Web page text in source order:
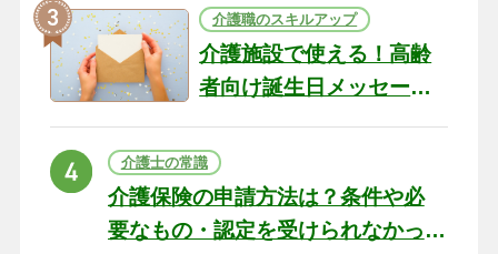
介護職のスキルアップ
介護施設で使える！高齢
者向け誕生日メッセージ
の例文と書き方のポイン
ト
介護士の常識
介護保険の申請方法は？条件や必
要なもの・認定を受けられなかっ